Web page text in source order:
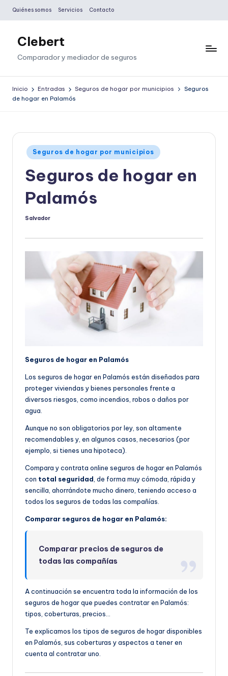
Saltar
contenido
Quiénes somos Servicios Contacto
Clebert
Comparador y mediador de seguros
Inicio Entradas Seguros de hogar por municipios
Seguros
de hogar en Palamós
Publicado
en
Seguros de hogar por municipios
Seguros de hogar en
Palamós
Publicado
Salvador
Seguros de hogar en Palamós
Los seguros de hogar en Palamós están diseñados para
proteger viviendas y bienes personales frente a
diversos riesgos, como incendios, robos o daños por
agua.
Aunque no son obligatorios por ley, son altamente
recomendables y, en algunos casos, necesarios (por
ejemplo, si tienes una hipoteca).
Compara y contrata online seguros de hogar en Palamós
con total seguridad, de forma muy cómoda, rápida y
sencilla, ahorrándote mucho dinero, teniendo acceso a
todos los seguros de todas las compañías.
Comparar seguros de hogar en Palamós:
Comparar precios de seguros de
todas las compañías
A continuación se encuentra toda la información de los
seguros de hogar que puedes contratar en Palamós:
tipos, coberturas, precios…
Te explicamos los tipos de seguros de hogar disponibles
en Palamós, sus coberturas y aspectos a tener en
cuenta al contratar uno.